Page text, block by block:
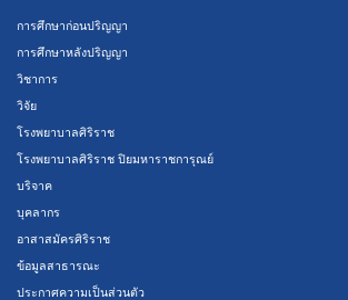
การศึกษาก่อนปริญญา
การศึกษาหลังปริญญา
วิชาการ
วิจัย
โรงพยาบาลศิริราช
โรงพยาบาลศิริราช ปิยมหาราชการุณย์
บริจาค
บุคลากร
อาสาสมัครศิริราช
ข้อมูลสาธารณะ
ประกาศความเป็นส่วนตัว